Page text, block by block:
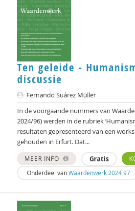
Lonneke Knegtel
Robin Knibbe
Bart Koet
Carla Kolner
Esther Kopmels
Michiel Korthals
Niels Kosterman
Ank Kramer
Claudia Krivec
Harry Kunneman
Harry Kunneman
Ten geleide -
discussie
Fernando Suárez Müller
In de voorgaande nummers van
2024/96) werden in de rubriek
resultaten gepresenteerd van een
gehouden in Erfurt. Dat...
MEER INFO Gratis
Onderdeel vanWaardenwerk 2024 97